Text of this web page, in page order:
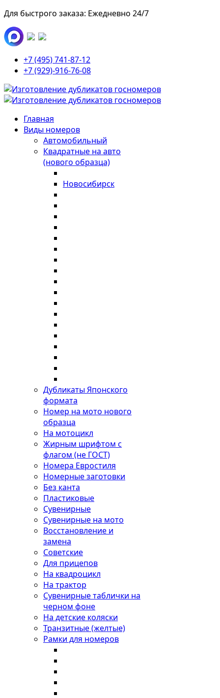
Для быстрого заказа: Ежедневно 24/7
+7 (495) 741-87-12
+7 (929)-916-76-08
Главная
Виды номеров
Автомобильный
Квадратные на авто
(нового образца)
Новосибирск
Дубликаты Японского
формата
Номер на мото нового
образца
На мотоцикл
Жирным шрифтом с
флагом (не ГОСТ)
Номера Евростиля
Номерные заготовки
Без канта
Пластиковые
Сувенирные
Сувенирные на мото
Восстановление и
замена
Советские
Для прицепов
На квадроцикл
На трактор
Сувенирные таблички на
черном фоне
На детские коляски
Транзитные (желтые)
Рамки для номеров